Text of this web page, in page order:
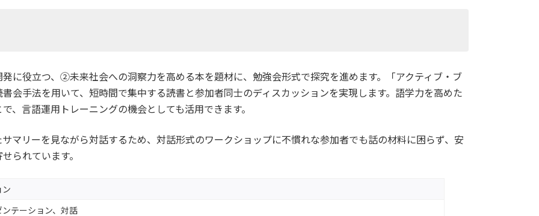
に役立つ、②未来社会への洞察力を高める本を題材に、勉強会形式で探究を進めます。「アクティブ・ブ
会手法を用いて、短時間で集中する読書と参加者同士のディスカッションを実現します。語学力を高めた
、言語運用トレーニングの機会としても活用できます。
マリーを見ながら対話するため、対話形式のワークショップに不慣れな参加者でも話の材料に困らず、安
られています。
ン
テーション、対話